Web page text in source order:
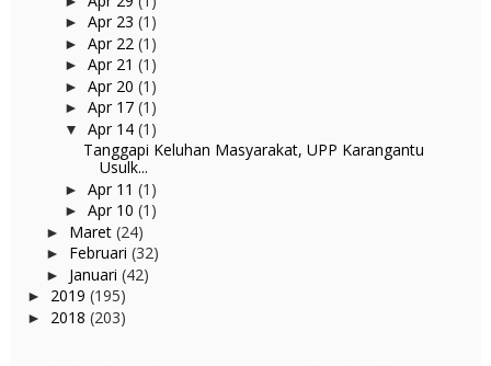
► Apr 23 (1)
► Apr 22 (1)
► Apr 21 (1)
► Apr 20 (1)
► Apr 17 (1)
▼ Apr 14 (1)
Tanggapi Keluhan Masyarakat, UPP Karangantu
Usulk...
► Apr 11 (1)
► Apr 10 (1)
► Maret (24)
► Februari (32)
► Januari (42)
► 2019 (195)
► 2018 (203)